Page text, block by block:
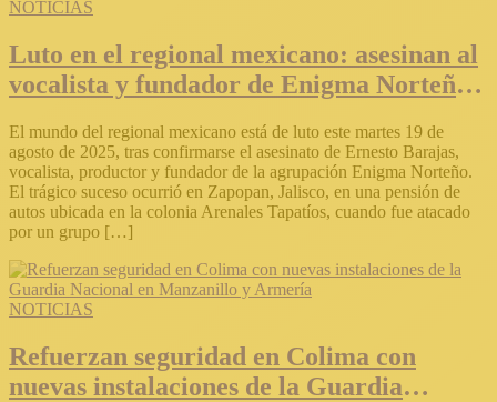
NOTICIAS
Luto en el regional mexicano: asesinan al
vocalista y fundador de Enigma Norteño,
El mundo del regional mexicano está de luto este martes 19 de
agosto de 2025, tras confirmarse el asesinato de Ernesto Barajas,
vocalista, productor y fundador de la agrupación Enigma Norteño.
El trágico suceso ocurrió en Zapopan, Jalisco, en una pensión de
autos ubicada en la colonia Arenales Tapatíos, cuando fue atacado
por un grupo […]
NOTICIAS
Refuerzan seguridad en Colima con
nuevas instalaciones de la Guardia